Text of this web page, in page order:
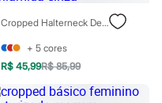
Cropped Halterneck De Poliamida Cinza
+ 5 cores
R$ 45,99R$ 85,99